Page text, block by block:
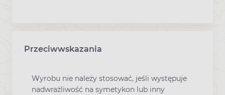
Przeciwwskazania
Wyrobu nie należy stosować, jeśli występuje
nadwrażliwość na symetykon lub inny